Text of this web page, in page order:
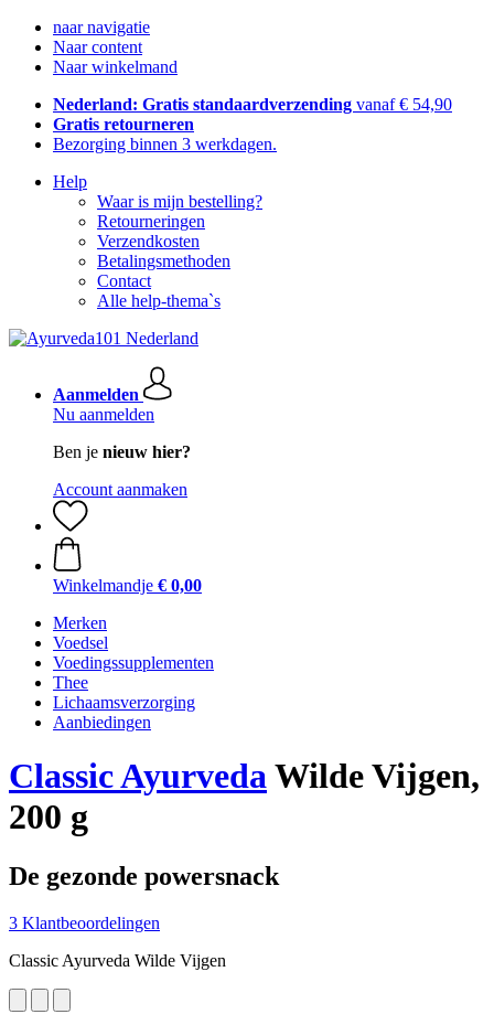
naar navigatie
Naar content
Naar winkelmand
Nederland: Gratis standaardverzending vanaf € 54,90
Gratis retourneren
Bezorging binnen 3 werkdagen.
Help
Waar is mijn bestelling?
Retourneringen
Verzendkosten
Betalingsmethoden
Contact
Alle help-thema`s
Aanmelden
Nu aanmelden
Ben je nieuw hier?
Account aanmaken
Winkelmandje € 0,00
Merken
Voedsel
Voedingssupplementen
Thee
Lichaamsverzorging
Aanbiedingen
Classic AyurvedaWilde Vijgen,
200 g
De gezonde powersnack
3 Klantbeoordelingen
Classic Ayurveda Wilde Vijgen